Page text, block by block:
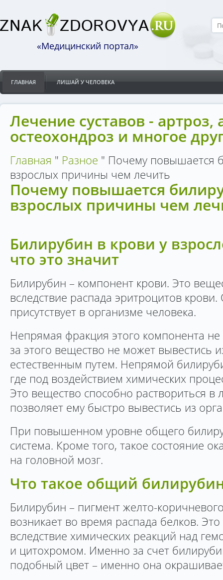
«Медицинский портал»
ГЛАВНАЯ ЛИШАЙ У ЧЕЛОВЕКА
Лечение суставов - артроз,
остеохондроз и многое
Главная " Разное " Почему повышается
взрослых причины чем лечить
Почему повышается
взрослых причины чем
Билирубин в крови у
что это значит
Билирубин – компонент крови. Это
вследствие распада эритроцитов
присутствует в организме человека.
Непрямая фракция этого компонента не
за этого вещество не может вывестись
естественным путем. Непрямой
где под воздействием химических
Это вещество способно раствориться в
позволяет ему быстро вывестись из
При повышенном уровне общего
система. Кроме того, такое состояние
на головной мозг.
Что такое общий
Билирубин – пигмент желто-
возникает во время распада белков.
вследствие химических реакций над
и цитохромом. Именно за счет
подобный цвет – именно она